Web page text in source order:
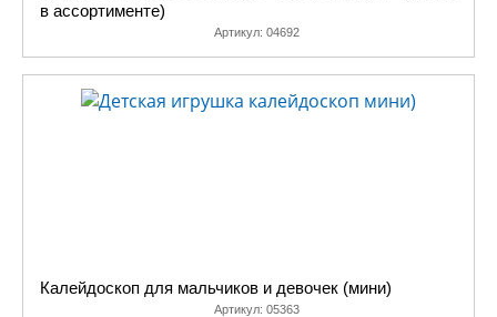
в ассортименте)
Артикул: 04692
Калейдоскоп для мальчиков и девочек (мини)
Артикул: 05363